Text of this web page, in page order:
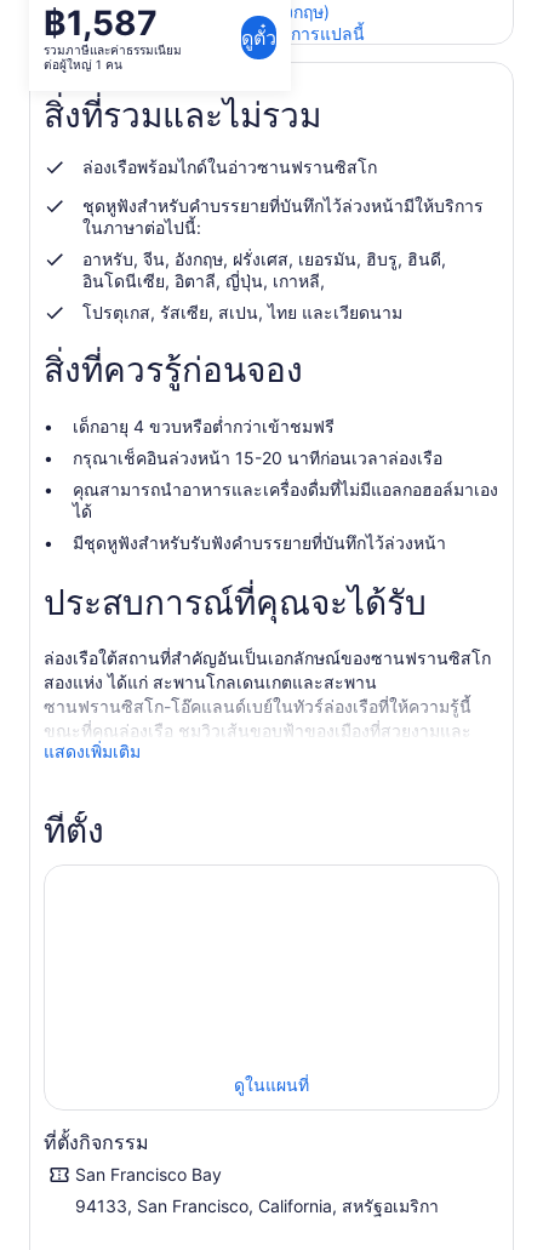
ราคา
อยู่
฿1,587
ต่อ
ผู้ใหญ่
คน
฿1,587
รวมภาษีและค่าธรรมเนียม
ต่อผู้ใหญ่ 1 คน
ดูตั๋ว
ดูข้อความต้นฉบับ (ภาษาอังกฤษ)
ให้คะแนนและความคิดเห็นการแปลนี้
สิ่งที่รวมและไม่รวม
ล่องเรือพร้อมไกด์ในอ่าวซานฟรานซิสโก
ชุดหูฟังสำหรับคำบรรยายที่บันทึกไว้ล่วงหน้ามีให้บริการ
ในภาษาต่อไปนี้:
อาหรับ, จีน, อังกฤษ, ฝรั่งเศส, เยอรมัน, ฮิบรู, ฮินดี,
อินโดนีเซีย, อิตาลี, ญี่ปุ่น, เกาหลี,
โปรตุเกส, รัสเซีย, สเปน, ไทย และเวียดนาม
สิ่งที่ควรรู้ก่อนจอง
เด็กอายุ 4 ขวบหรือต่ำกว่าเข้าชมฟรี
กรุณาเช็คอินล่วงหน้า 15-20 นาทีก่อนเวลาล่องเรือ
คุณสามารถนำอาหารและเครื่องดื่มที่ไม่มีแอลกอฮอล์มาเอง
ได้
มีชุดหูฟังสำหรับรับฟังคำบรรยายที่บันทึกไว้ล่วงหน้า
ประสบการณ์ที่คุณจะได้รับ
ล่องเรือใต้สถานที่สำคัญอันเป็นเอกลักษณ์ของซานฟรานซิสโก
สองแห่ง ได้แก่ สะพานโกลเดนเกตและสะพาน
ซานฟรานซิสโก-โอ๊คแลนด์เบย์ในทัวร์ล่องเรือที่ให้ความรู้นี้
ขณะที่คุณล่องเรือ ชมวิวเส้นขอบฟ้าของเมืองที่สวยงามและ
สถานที่สำคัญของเมืองจากผืนน้ำของอ่าวซานฟรานซิสโก
เกี่ยวกับประวัติศาสตร์อันมีสีสันของเมือง ฟังคำบรรยายที่ได้รับ
รางวัลเล่นผ่านหูฟังไร้สายส่วนตัวของคุณ โดยให้รายละเอียด
เกี่ยวกับการก่อสร้างสะพาน ธรณีวิทยาอันเป็นเอกลักษณ์ของ
ซานฟรานซิสโก และแผ่นดินไหวที่เขย่าเมืองตลอดหลาย
ซาลิโตที่มีเสน่ห์ แล้วค่อยๆ วนเวียนอยู่ในเมือง Alcatraz ซึ่งเป็น
เรือนจำบนเกาะแห่งนี้ซึ่งครั้งหนึ่งเคยเป็นที่อยู่ของอาชญากรชื่อ
ดังอย่าง Al Capone และ George “Machine Gun” Kelly เมื่อ
คุณเข้าใกล้ท่าเรือประมง เสียงสิงโตทะเลที่เห่าอาบแดดที่ท่าเรือ
แสดงเพิ่มเติม
ที่ตั้ง
ดูในแผนที่
ที่ตั้งกิจกรรม
San Francisco Bay
94133, San Francisco, California, สหรัฐอเมริกา